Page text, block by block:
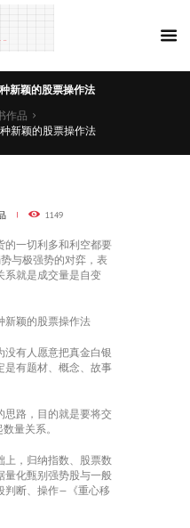
新颖的股票操作法
作品
新颖的股票操作法
1149
的一切利多和利空都要
与极强势的对弈，表
系就是成交量是自变
没有人愿意把真金白银
是有题材、概念、故事
思路，目的就是要将交
量关系。
上，归纳指数、股票数
量化甄别强势股与一般
判断、操作—《重心移